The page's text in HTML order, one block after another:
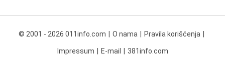
© 2001 - 2026 011info.com O nama Pravila korišćenja
Impressum E-mail 381info.com